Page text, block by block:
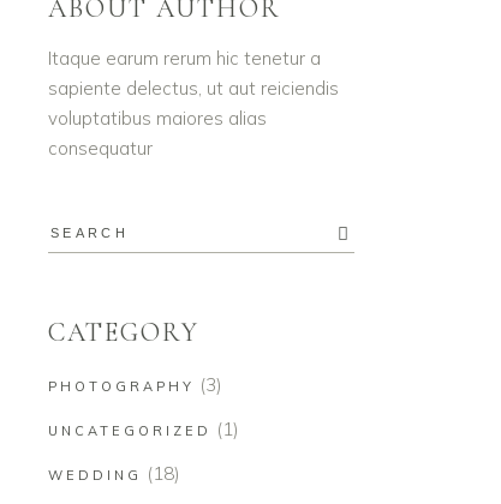
ABOUT AUTHOR
Itaque earum rerum hic tenetur a
sapiente delectus, ut aut reiciendis
voluptatibus maiores alias
consequatur
CATEGORY
PHOTOGRAPHY (3)
UNCATEGORIZED (1)
WEDDING (18)